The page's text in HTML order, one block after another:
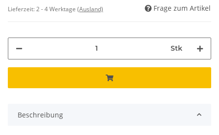
Lieferzeit:2 - 4 Werktage (Ausland) Frage zum Artikel
Stk
Beschreibung